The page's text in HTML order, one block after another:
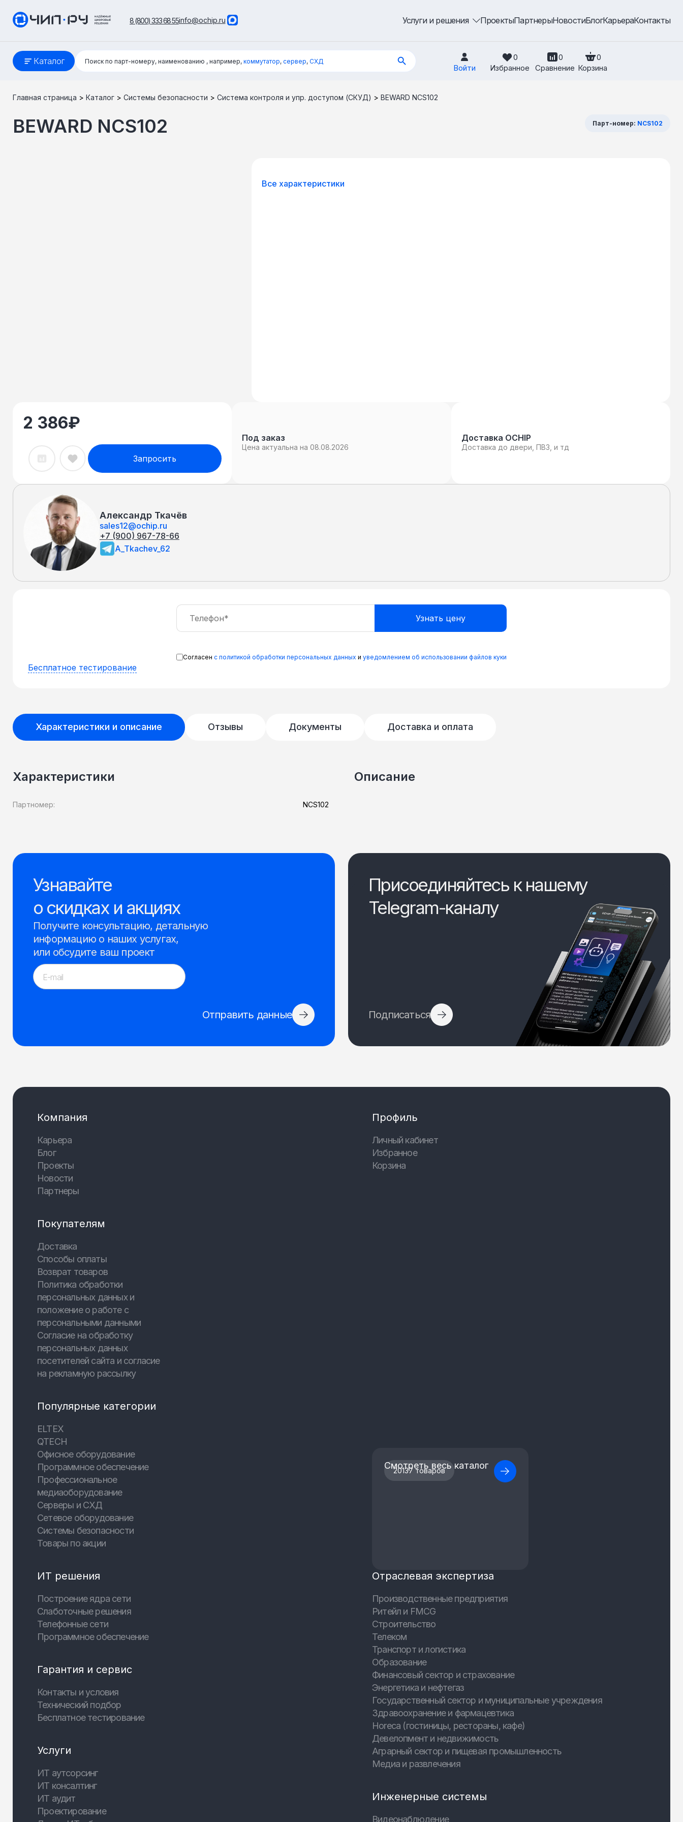
Услуги и решения ПроектыПартнерыНовостиБлогКарьераКонтакты
8 (800) 333 68 55info@ochip.ru
Каталог
Поиск:
Поиск по парт-номеру, наименованию , например, коммутатор, сервер, СХД
Войти
0
Избранное
0
Сравнение
0
Корзина
Главная страница > Каталог > Системы безопасности > Система контроля и упр. доступом (СКУД) > BEWARD NCS102
BEWARD NCS102 Парт-номер: NCS102
Все характеристики
2 386₽
Запросить
Под заказ
Цена актуальна на 08.08.2026
Доставка OCHIP
Доставка до двери, ПВЗ, и тд
Александр Ткачёв
sales12@ochip.ru
+7 (900) 967-78-66
A_Tkachev_62
Согласен с политикой обработки персональных данных и уведомлением об использовании файлов куки
Бесплатное тестирование
Характеристики и описание Отзывы Документы Доставка и оплата
Характеристики
Партномер: NCS102
Описание
Узнавайте
о скидках и акциях
Получите консультацию, детальную
информацию о наших услугах,
или обсудите ваш проект
Отправить данные
Присоединяйтесь к нашему
Telegram-каналу
Подписаться
Компания
Карьера
Блог
Проекты
Новости
Партнеры
Покупателям
Доставка
Способы оплаты
Возврат товаров
Политика обработки
персональных данных и
положение о работе с
персональными данными
Согласие на обработку
персональных данных
посетителей сайта и согласие
на рекламную рассылку
Популярные категории
ELTEX
QTECH
Офисное оборудование
Программное обеспечение
Профессиональное
медиаоборудование
Серверы и СХД
Сетевое оборудование
Системы безопасности
Товары по акции
Профиль
Личный кабинет
Избранное
Корзина
20137 товаров
Смотреть весь каталог
ИТ решения
Построение ядра сети
Слаботочные решения
Телефонные сети
Программное обеспечение
Гарантия и сервис
Контакты и условия
Технический подбор
Бесплатное тестирование
Услуги
ИТ аутсорсинг
ИТ консалтинг
ИТ аудит
Проектирование
Отраслевая экспертиза
Производственные предприятия
Ритейл и FMCG
Строительство
Телеком
Транспорт и логистика
Образование
Финансовый сектор и страхование
Энергетика и нефтегаз
Государственный сектор и муниципальные учреждения
Здравоохранение и фармацевтика
Horeca (гостиницы, рестораны, кафе)
Девелопмент и недвижимость
Аграрный сектор и пищевая промышленность
Медиа и развлечения
Инженерные системы
Видеонаблюдение